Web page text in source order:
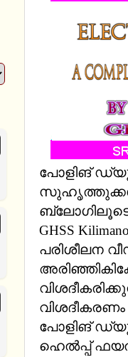
പോളിങ്
GHSS
പരിശീലന
പോളിങ്
ഹെല്‍പ്പ്